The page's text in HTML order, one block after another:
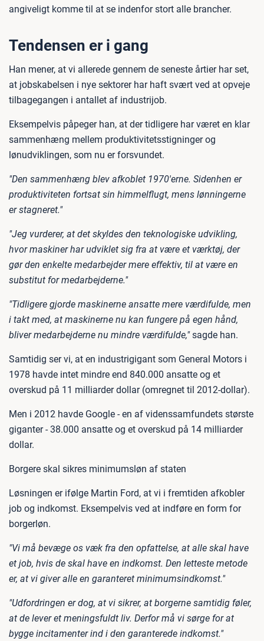
angiveligt komme til at se indenfor stort alle brancher.
Tendensen er i gang
Han mener, at vi allerede gennem de seneste årtier har set,
at jobskabelsen i nye sektorer har haft svært ved at opveje
tilbagegangen i antallet af industrijob.
Eksempelvis påpeger han, at der tidligere har været en klar
sammenhæng mellem produktivitetsstigninger og
lønudviklingen, som nu er forsvundet.
"Den sammenhæng blev afkoblet 1970'erne. Sidenhen er
produktiviteten fortsat sin himmelflugt, mens lønningerne
er stagneret."
"Jeg vurderer, at det skyldes den teknologiske udvikling,
hvor maskiner har udviklet sig fra at være et værktøj, der
gør den enkelte medarbejder mere effektiv, til at være en
substitut for medarbejderne."
"Tidligere gjorde maskinerne ansatte mere værdifulde, men
i takt med, at maskinerne nu kan fungere på egen hånd,
bliver medarbejderne nu mindre værdifulde,"sagde han.
Samtidig ser vi, at en industrigigant som General Motors i
1978 havde intet mindre end 840.000 ansatte og et
overskud på 11 milliarder dollar (omregnet til 2012-dollar).
Men i 2012 havde Google - en af videnssamfundets største
giganter - 38.000 ansatte og et overskud på 14 milliarder
dollar.
Borgere skal sikres minimumsløn af staten
Løsningen er ifølge Martin Ford, at vi i fremtiden afkobler
job og indkomst. Eksempelvis ved at indføre en form for
borgerløn.
"Vi må bevæge os væk fra den opfattelse, at alle skal have
et job, hvis de skal have en indkomst. Den letteste metode
er, at vi giver alle en garanteret minimumsindkomst."
"Udfordringen er dog, at vi sikrer, at borgerne samtidig føler,
at de lever et meningsfuldt liv. Derfor må vi sørge for at
bygge incitamenter ind i den garanterede indkomst."